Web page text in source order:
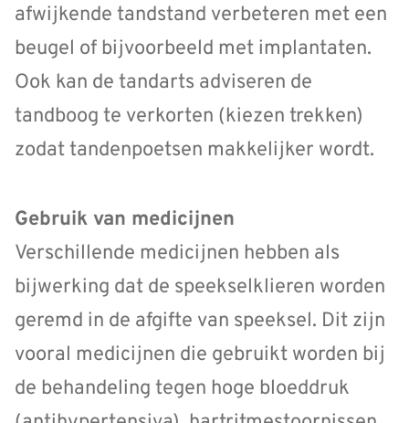
afwijkende tandstand verbeteren met een
beugel of bijvoorbeeld met implantaten.
Ook kan de tandarts adviseren de
tandboog te verkorten (kiezen trekken)
zodat tandenpoetsen makkelijker wordt.
Gebruik van medicijnen
Verschillende medicijnen hebben als
bijwerking dat de speekselklieren worden
geremd in de afgifte van speeksel. Dit zijn
vooral medicijnen die gebruikt worden bij
de behandeling tegen hoge bloeddruk